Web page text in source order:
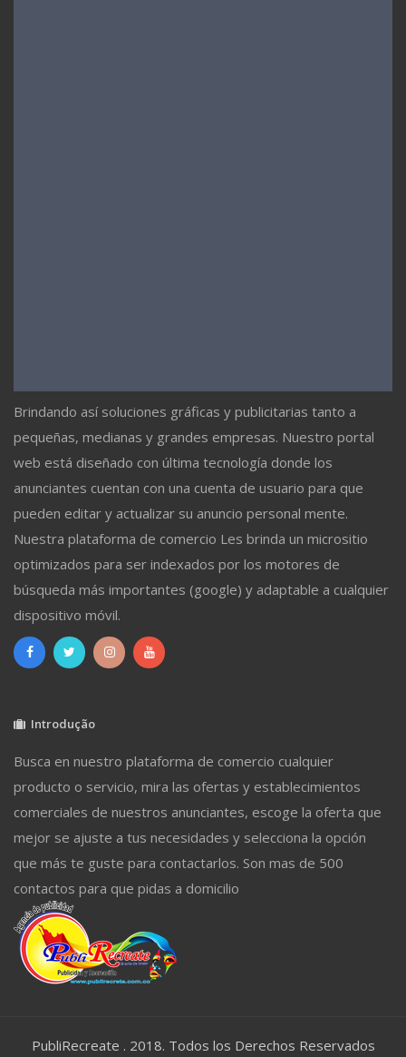
Brindando así soluciones gráficas y publicitarias tanto a
pequeñas, medianas y grandes empresas. Nuestro portal
web está diseñado con última tecnología donde los
anunciantes cuentan con una cuenta de usuario para que
pueden editar y actualizar su anuncio personal mente.
Nuestra plataforma de comercio Les brinda un micrositio
optimizados para ser indexados por los motores de
búsqueda más importantes (google) y adaptable a cualquier
dispositivo móvil.
Introdução
Busca en nuestro plataforma de comercio cualquier
producto o servicio, mira las ofertas y establecimientos
comerciales de nuestros anunciantes, escoge la oferta que
mejor se ajuste a tus necesidades y selecciona la opción
que más te guste para contactarlos. Son mas de 500
contactos para que pidas a domicilio
PubliRecreate . 2018. Todos los Derechos Reservados